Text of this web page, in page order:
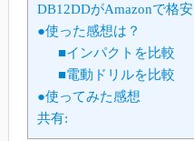
DB12DDがAmazonで格安
●使った感想は？
■インパクトを比較
■電動ドリルを比較
●使ってみた感想
共有: